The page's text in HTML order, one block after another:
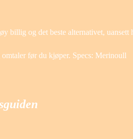
billig og det beste alternativet,
før du kjøper. Specs: Merinoull